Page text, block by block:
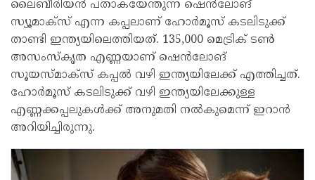
ലൈബീരിയന്‍ പതാകയേന്തുന്ന ഷെന്‍ലോങ്
സ്യൂമാക്‌സ് എന്ന കപ്പലാണ് ഹോര്‍മൂസ് കടലിടുക്ക്
താണ്ടി ഇന്ത്യയിലെത്തിയത്. 135,000 മെട്രിക് ടണ്‍
അസംസ്‌കൃത എണ്ണയാണ് ഷെന്‍ലോങ്
സൂയസ്മാക്‌സ് കപ്പല്‍ വഴി ഇന്ത്യയിലേക്ക് എത്തിച്ചത്.
ഹോര്‍മൂസ് കടലിടുക്ക് വഴി ഇന്ത്യയിലേക്കുള്ള
എണ്ണക്കപ്പലുകള്‍ക്ക് അനുമതി നല്‍കുമെന്ന് ഇറാന്‍
അറിയിച്ചിരുന്നു.